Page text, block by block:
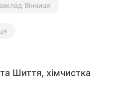
Вінниця
Шиття, хімчистка